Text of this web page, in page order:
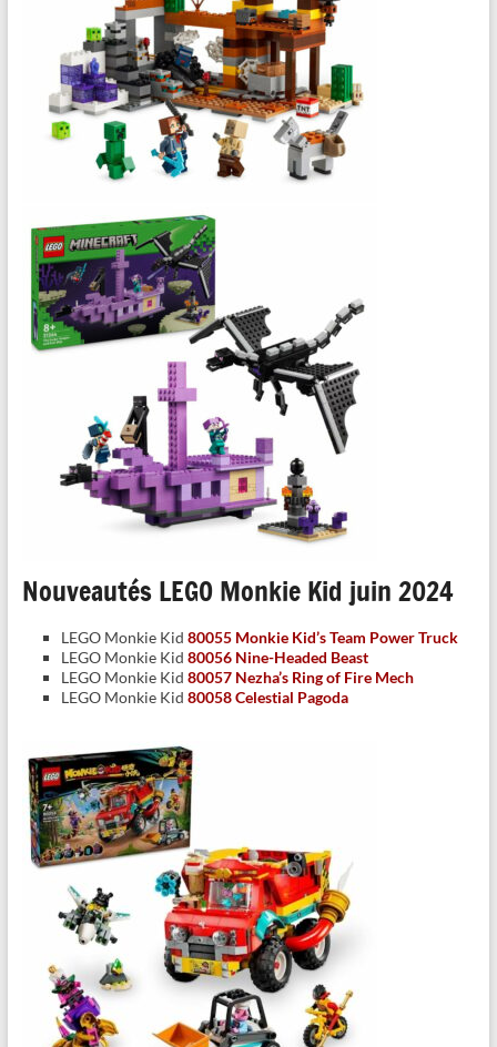
Nouveautés LEGO Monkie Kid juin 2024
LEGO Monkie Kid 80055 Monkie Kid’s Team Power Truck
LEGO Monkie Kid 80056 Nine-Headed Beast
LEGO Monkie Kid 80057 Nezha’s Ring of Fire Mech
LEGO Monkie Kid 80058 Celestial Pagoda